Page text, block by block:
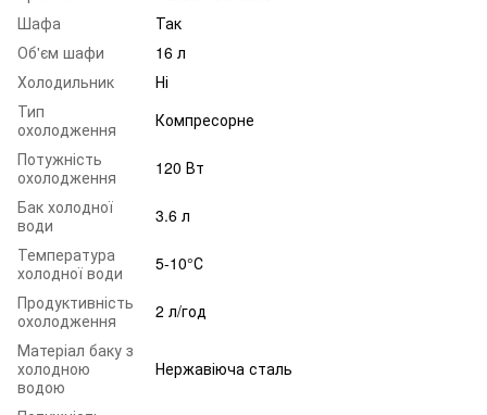
Шафа
Так
Об'єм шафи
16 л
Холодильник
Ні
Тип
охолодження
Компресорне
Потужність
охолодження
120 Вт
Бак холодної
води
3.6 л
Температура
холодної води
5-10°С
Продуктивність
охолодження
2 л/год
Матеріал баку з
холодною
водою
Нержавіюча сталь